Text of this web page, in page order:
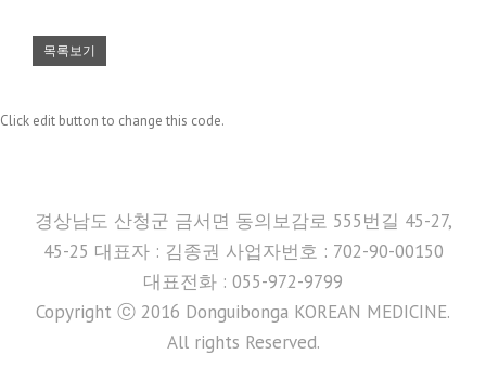
목록보기
Click edit button to change this code.
경상남도 산청군 금서면 동의보감로 555번길 45-27,
45-25 대표자 : 김종권 사업자번호 : 702-90-00150
대표전화 : 055-972-9799
Copyright ⓒ 2016 Donguibonga KOREAN MEDICINE.
All rights Reserved.